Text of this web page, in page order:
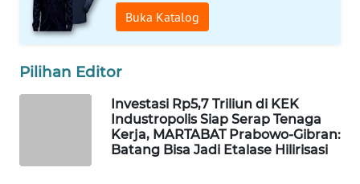
Buka Katalog
Pilihan Editor
Investasi Rp5,7 Triliun di KEK
Industropolis Siap Serap Tenaga
Kerja, MARTABAT Prabowo-Gibran:
Batang Bisa Jadi Etalase Hilirisasi
DESA
WISATA
LAPAK